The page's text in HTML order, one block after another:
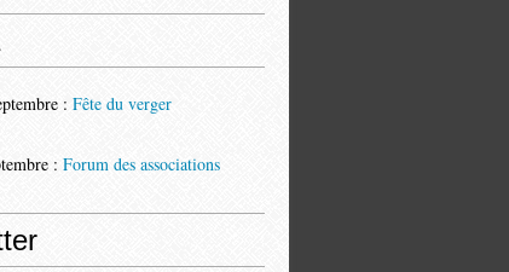
: Fête du verger
: Forum des associations